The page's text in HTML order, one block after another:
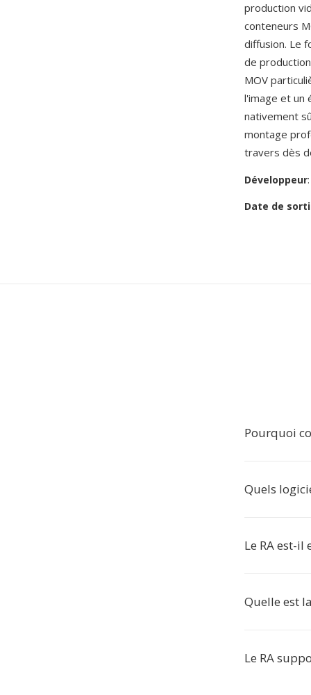
production
conteneurs
diffusion. Le
de
MOV
l'image et un
nativement
montage
travers dès
Développeur:
Date de
Pourquoi
Quels
Le RA est-il
Quelle est
Le RA